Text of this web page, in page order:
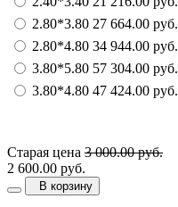
2.80*3.80 27 664.00 руб.
2.80*4.80 34 944.00 руб.
3.80*5.80 57 304.00 руб.
3.80*4.80 47 424.00 руб.
Старая цена 3 000.00 руб.
2 600.00 руб.
В корзину